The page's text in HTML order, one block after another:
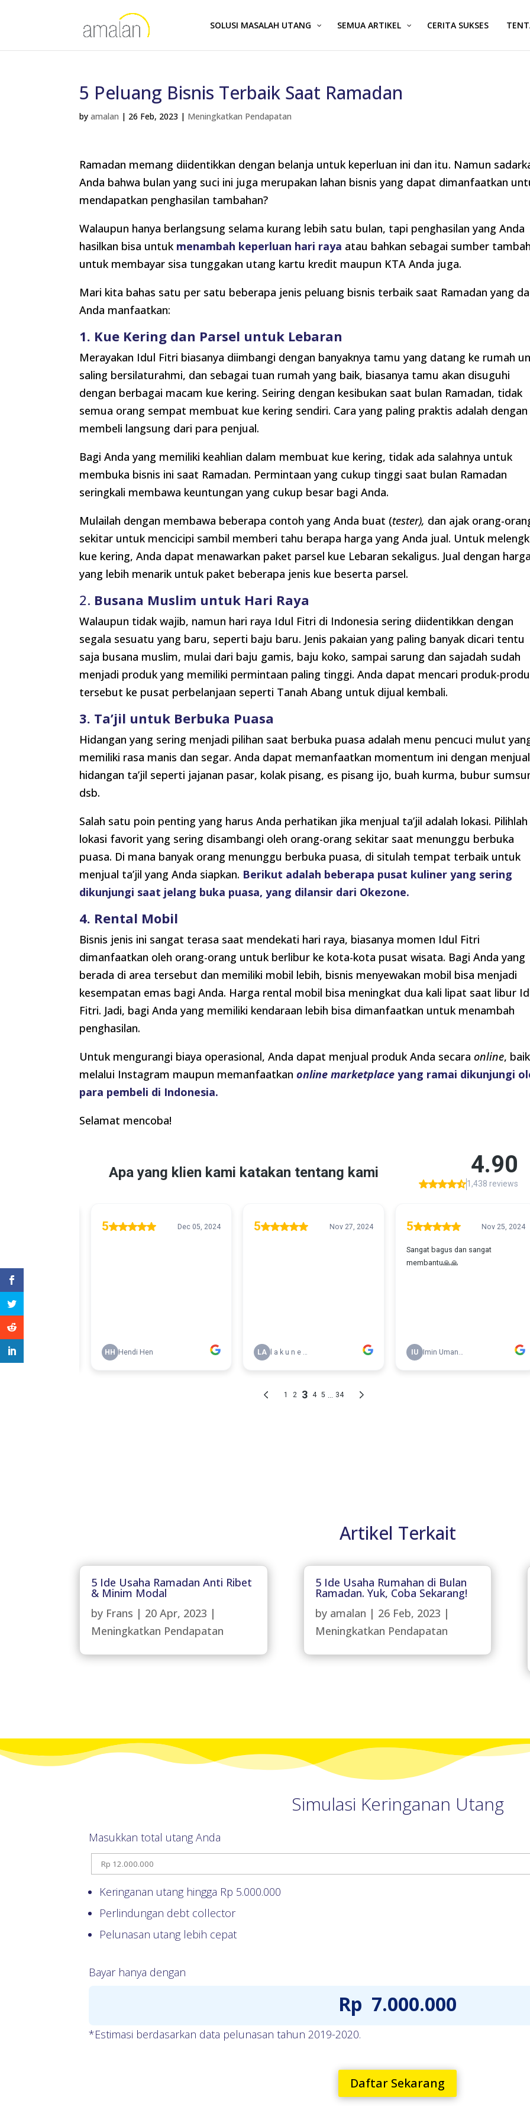
SOLUSI MASALAH UTANG SEMUA ARTIKEL CERITA SUKSES
5 Peluang Bisnis Terbaik Saat Ramadan
byamalan | 26 Feb, 2023 | Meningkatkan Pendapatan
Ramadan memang diidentikkan dengan belanja untuk keperluan ini dan itu. Namun
Anda bahwa bulan yang suci ini juga merupakan lahan bisnis yang dapat dimanfaatkan
mendapatkan penghasilan tambahan?
Walaupun hanya berlangsung selama kurang lebih satu bulan, tapi penghasilan yang Anda
hasilkan bisa untuk menambah keperluan hari raya atau bahkan sebagai sumber
untuk membayar sisa tunggakan utang kartu kredit maupun KTA Anda juga.
Mari kita bahas satu per satu beberapa jenis peluang bisnis terbaik saat Ramadan yang
Anda manfaatkan:
1. Kue Kering dan Parsel untuk Lebaran
Merayakan Idul Fitri biasanya diimbangi dengan banyaknya tamu yang datang ke rumah
saling bersilaturahmi, dan sebagai tuan rumah yang baik, biasanya tamu akan disuguhi
dengan berbagai macam kue kering. Seiring dengan kesibukan saat bulan Ramadan, tidak
semua orang sempat membuat kue kering sendiri. Cara yang paling praktis adalah dengan
membeli langsung dari para penjual.
Bagi Anda yang memiliki keahlian dalam membuat kue kering, tidak ada salahnya untuk
membuka bisnis ini saat Ramadan. Permintaan yang cukup tinggi saat bulan Ramadan
seringkali membawa keuntungan yang cukup besar bagi Anda.
Mulailah dengan membawa beberapa contoh yang Anda buat (tester), dan ajak orang-
sekitar untuk mencicipi sambil memberi tahu berapa harga yang Anda jual. Untuk
kue kering, Anda dapat menawarkan paket parsel kue Lebaran sekaligus. Jual dengan
yang lebih menarik untuk paket beberapa jenis kue beserta parsel.
2. Busana Muslim untuk Hari Raya
Walaupun tidak wajib, namun hari raya Idul Fitri di Indonesia sering diidentikkan dengan
segala sesuatu yang baru, seperti baju baru. Jenis pakaian yang paling banyak dicari tentu
saja busana muslim, mulai dari baju gamis, baju koko, sampai sarung dan sajadah sudah
menjadi produk yang memiliki permintaan paling tinggi. Anda dapat mencari produk-
tersebut ke pusat perbelanjaan seperti Tanah Abang untuk dijual kembali.
3. Ta’jil untuk Berbuka Puasa
Hidangan yang sering menjadi pilihan saat berbuka puasa adalah menu pencuci mulut
memiliki rasa manis dan segar. Anda dapat memanfaatkan momentum ini dengan menjual
hidangan ta’jil seperti jajanan pasar, kolak pisang, es pisang ijo, buah kurma, bubur
dsb.
Salah satu poin penting yang harus Anda perhatikan jika menjual ta’jil adalah lokasi. Pilihlah
lokasi favorit yang sering disambangi oleh orang-orang sekitar saat menunggu berbuka
puasa. Di mana banyak orang menunggu berbuka puasa, di situlah tempat terbaik untuk
menjual ta’jil yang Anda siapkan. Berikut adalah beberapa pusat kuliner yang sering
dikunjungi saat jelang buka puasa, yang dilansir dari Okezone.
4. Rental Mobil
Bisnis jenis ini sangat terasa saat mendekati hari raya, biasanya momen Idul Fitri
dimanfaatkan oleh orang-orang untuk berlibur ke kota-kota pusat wisata. Bagi Anda yang
berada di area tersebut dan memiliki mobil lebih, bisnis menyewakan mobil bisa menjadi
kesempatan emas bagi Anda. Harga rental mobil bisa meningkat dua kali lipat saat libur
Fitri. Jadi, bagi Anda yang memiliki kendaraan lebih bisa dimanfaatkan untuk menambah
penghasilan.
Untuk mengurangi biaya operasional, Anda dapat menjual produk Anda secaraonline, baik
melalui Instagram maupun memanfaatkanonline marketplaceyang ramai dikunjungi
para pembeli di Indonesia.
Selamat mencoba!
Artikel Terkait
5 Ide Usaha Ramadan Anti Ribet
& Minim Modal
by Frans | 20 Apr, 2023 |
Meningkatkan Pendapatan
5 Ide Usaha Rumahan di Bulan
Ramadan. Yuk, Coba Sekarang!
by amalan | 26 Feb, 2023 |
Meningkatkan Pendapatan
Simulasi Keringanan Utang
Masukkan total utang Anda
Keringanan utang hingga Rp 5.000.000
Perlindungan debt collector
Pelunasan utang lebih cepat
Bayar hanya dengan
Rp 7.000.000
*Estimasi berdasarkan data pelunasan tahun 2019-2020.
Daftar Sekarang